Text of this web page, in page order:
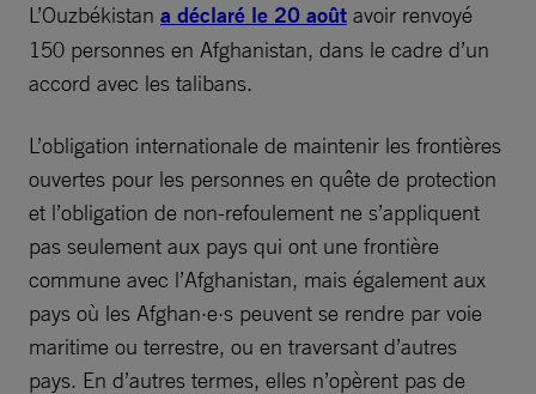
L’Ouzbékistan a déclaré le 20 août avoir renvoyé
150 personnes en Afghanistan, dans le cadre d’un
accord avec les talibans.
L’obligation internationale de maintenir les frontières
ouvertes pour les personnes en quête de protection
et l’obligation de non-refoulement ne s’appliquent
pas seulement aux pays qui ont une frontière
commune avec l’Afghanistan, mais également aux
pays où les Afghan·e·s peuvent se rendre par voie
maritime ou terrestre, ou en traversant d’autres
pays. En d’autres termes, elles n’opèrent pas de